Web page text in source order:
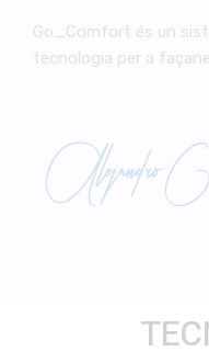
Go_Comfort és un
tecnologia per a
Alejandro